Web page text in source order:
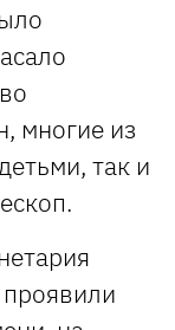
многие из
так и